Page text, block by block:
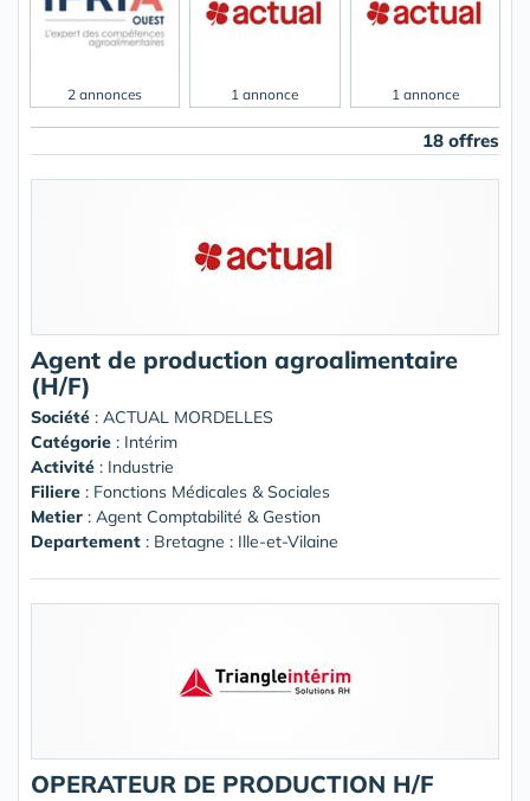
2 annonces 1 annonce 1 annonce
18 offres
Agent de production agroalimentaire
(H/F)
Société : ACTUAL MORDELLES
Catégorie : Intérim
Activité : Industrie
Filiere : Fonctions Médicales & Sociales
Metier : Agent Comptabilité & Gestion
Departement : Bretagne : Ille-et-Vilaine
OPERATEUR DE PRODUCTION H/F